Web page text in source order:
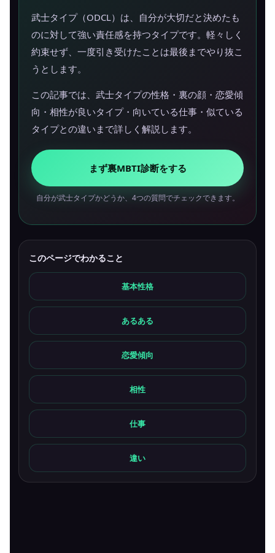
武士タイプ（ODCL）は、自分が大切だと決めたも
のに対して強い責任感を持つタイプです。軽々しく
約束せず、一度引き受けたことは最後までやり抜こ
うとします。
この記事では、武士タイプの性格・裏の顔・恋愛傾
向・相性が良いタイプ・向いている仕事・似ている
タイプとの違いまで詳しく解説します。
まず裏MBTI診断をする
自分が武士タイプかどうか、4つの質問でチェックできます。
このページでわかること
基本性格
あるある
恋愛傾向
相性
仕事
違い